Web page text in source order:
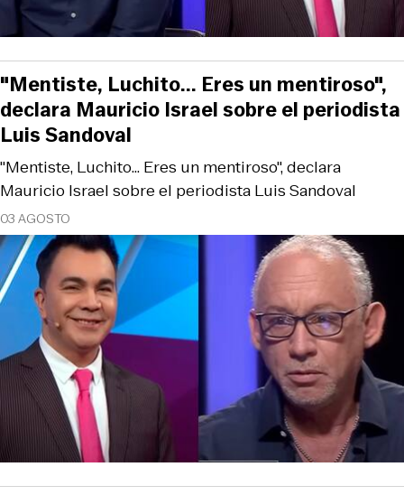
03 AGOSTO
"Mentiste, Luchito... Eres un mentiroso", declara
Mauricio Israel sobre el periodista Luis Sandoval
"Mentiste, Luchito... Eres un mentiroso",
declara Mauricio Israel sobre el periodista
Luis Sandoval